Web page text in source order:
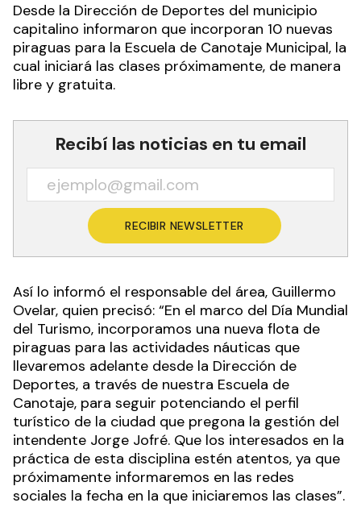
Desde la Dirección de Deportes del municipio
capitalino informaron que incorporan 10 nuevas
piraguas para la Escuela de Canotaje Municipal, la
cual iniciará las clases próximamente, de manera
libre y gratuita.
Recibí las noticias en tu email
RECIBIR NEWSLETTER
Así lo informó el responsable del área, Guillermo
Ovelar, quien precisó: “En el marco del Día Mundial
del Turismo, incorporamos una nueva flota de
piraguas para las actividades náuticas que
llevaremos adelante desde la Dirección de
Deportes, a través de nuestra Escuela de
Canotaje, para seguir potenciando el perfil
turístico de la ciudad que pregona la gestión del
intendente Jorge Jofré. Que los interesados en la
práctica de esta disciplina estén atentos, ya que
próximamente informaremos en las redes
sociales la fecha en la que iniciaremos las clases”.